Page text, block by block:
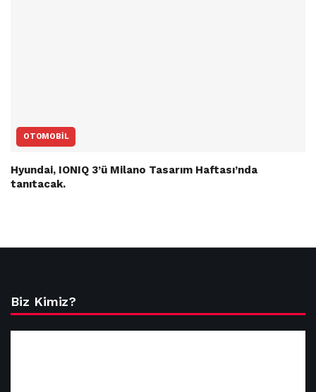
OTOMOBIL
Hyundai, IONIQ 3’ü Milano Tasarım Haftası’nda
tanıtacak.
Biz Kimiz?